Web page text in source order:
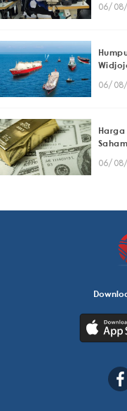
06/08/
06/08/
Harga
06/08/